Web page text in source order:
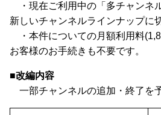
・現在ご利用中の「多チャンネ
新しいチャンネルラインナップに
・本件についての月額利用料
お客様のお手続きも不要です。
■改編内容
一部チャンネルの追加・終了を